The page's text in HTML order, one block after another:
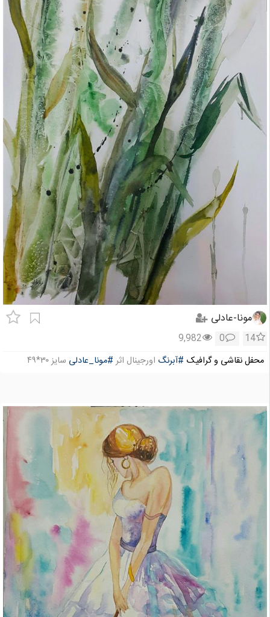
مونا-عادلی
14
0
9,982
محفل نقاشی و گرافیک #آبرنگ اورجینال اثر#مونا_عادلی سایز ۳۰*۴۹